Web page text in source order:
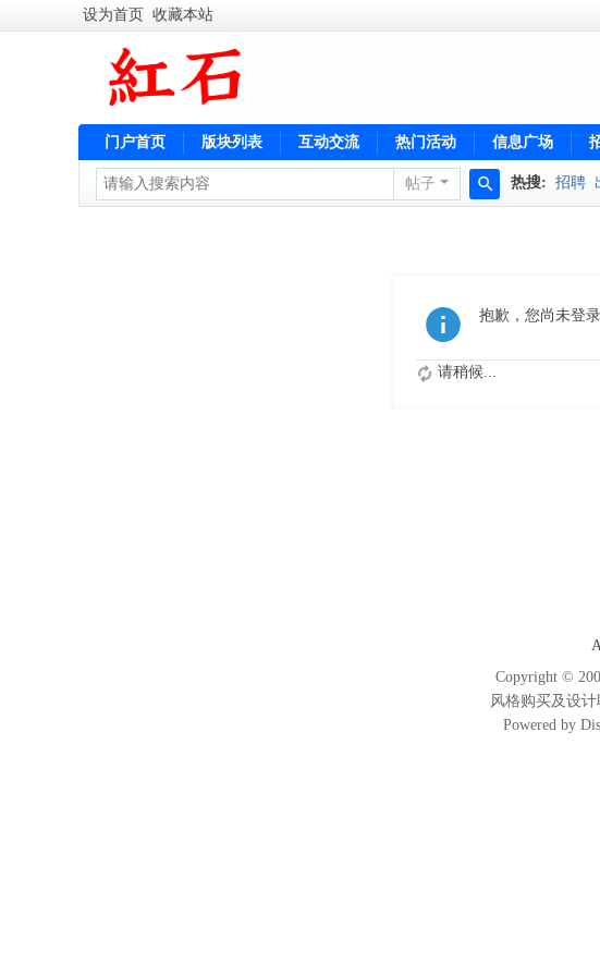
设为首页 收藏本站
门户首页 版块列表 互动交流 热门活动 信息广场
便民服务
帖子 热搜: 招聘
抱歉，您尚未登
请稍候...
Copyright ©
风格购买及设计
Powered by